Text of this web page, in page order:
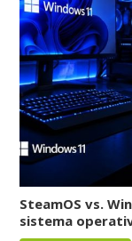
SteamOS vs.
sistema